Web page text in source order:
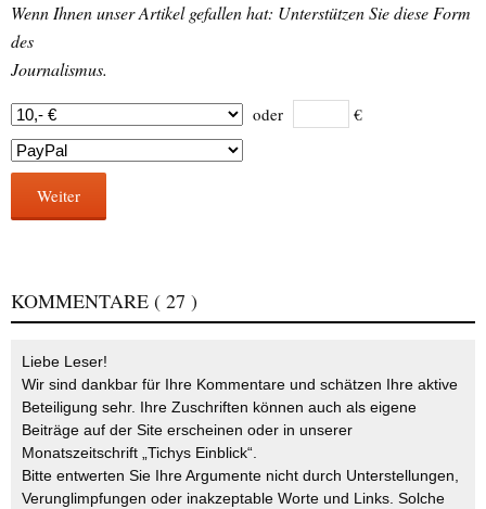
Wenn Ihnen unser Artikel gefallen hat: Unterstützen Sie diese Form
des
Journalismus.
oder €
Weiter
KOMMENTARE ( 27 )
Liebe Leser!
Wir sind dankbar für Ihre Kommentare und schätzen Ihre aktive
Beteiligung sehr. Ihre Zuschriften können auch als eigene
Beiträge auf der Site erscheinen oder in unserer
Monatszeitschrift „Tichys Einblick“.
Bitte entwerten Sie Ihre Argumente nicht durch Unterstellungen,
Verunglimpfungen oder inakzeptable Worte und Links. Solche